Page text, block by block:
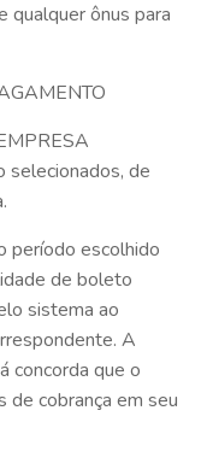
qualquer ônus para
selecionados, de
período escolhido
de boleto
sistema ao
A
concorda que o
de cobrança em seu